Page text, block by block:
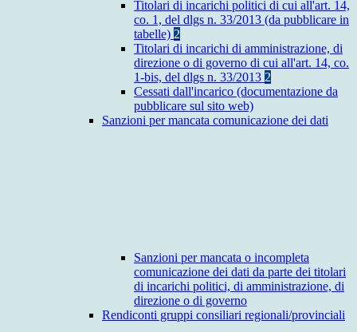
Titolari di incarichi politici di cui all'art. 14,
co. 1, del dlgs n. 33/2013 (da pubblicare in
tabelle) 2
Titolari di incarichi di amministrazione, di
direzione o di governo di cui all'art. 14, co.
1-bis, del dlgs n. 33/2013 2
Cessati dall'incarico (documentazione da
pubblicare sul sito web)
Sanzioni per mancata comunicazione dei dati
Sanzioni per mancata o incompleta
comunicazione dei dati da parte dei titolari
di incarichi politici, di amministrazione, di
direzione o di governo
Rendiconti gruppi consiliari regionali/provinciali